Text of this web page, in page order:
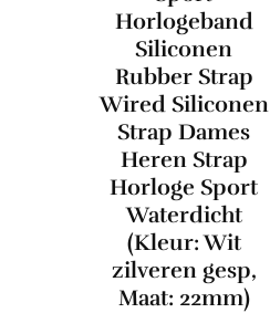
Horlogeband
Siliconen
Rubber Strap
Wired Siliconen
Strap Dames
Heren Strap
Horloge Sport
Waterdicht
(Kleur: Wit
zilveren gesp,
Maat: 22mm)